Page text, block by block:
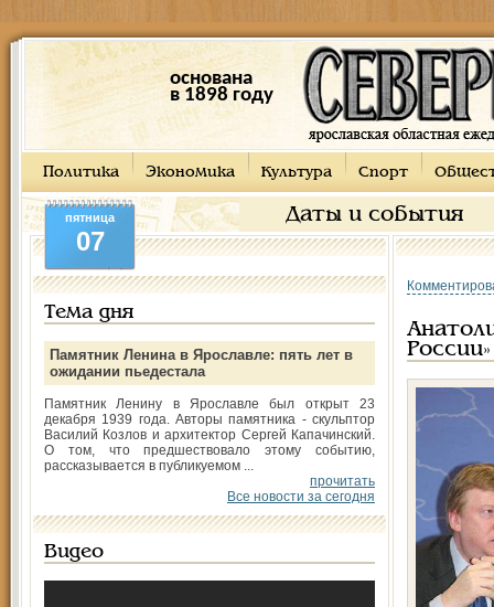
основана
в 1898 году
Политика Экономика Культура Спорт
Даты и события
пятница
07
Тема дня
Памятник Ленина в Ярославле: пять лет в
ожидании пьедестала
Памятник Ленину в Ярославле был открыт 23
декабря 1939 года. Авторы памятника - скульптор
Василий Козлов и архитектор Сергей Капачинский.
О том, что предшествовало этому событию,
рассказывается в публикуемом ...
прочитать
Все новости за сегодня
Видео
России»